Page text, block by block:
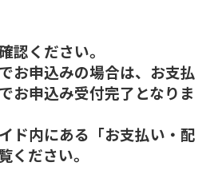
認ください。
お申込みの場合は、お支払
お申込み受付完了となりま
ド内にある「お支払い・配
ください。